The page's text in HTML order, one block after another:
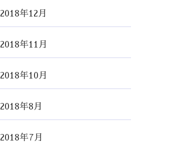
2018年12月
2018年11月
2018年10月
2018年8月
2018年7月